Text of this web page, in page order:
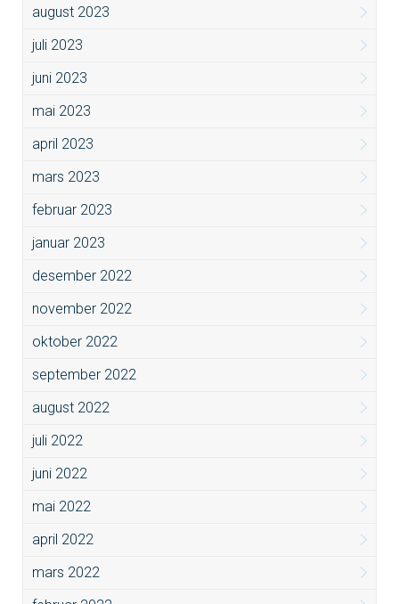
august 2023
juli 2023
juni 2023
mai 2023
april 2023
mars 2023
februar 2023
januar 2023
desember 2022
november 2022
oktober 2022
september 2022
august 2022
juli 2022
juni 2022
mai 2022
april 2022
mars 2022